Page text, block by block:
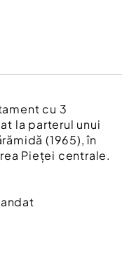
cu 3
la parterul unui
(1965), în
Pieței centrale.